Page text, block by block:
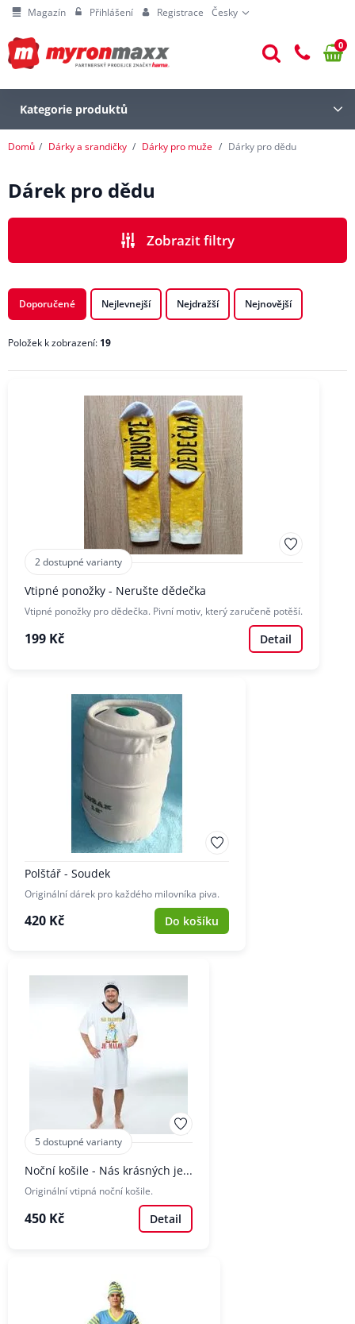
Magazín Přihlášení Registrace Česky
0
Kategorie produktů
Domů Dárky a srandičky Dárky pro muže Dárky pro dědu
Dárek pro dědu
Zobrazit filtry
CENA
Doporučené Nejlevnejší Nejdražší Nejnovější
Položek k zobrazení: 19
2 dostupné varianty
Vtipné ponožky - Nerušte dědečka
Vtipné ponožky pro dědečka. Pivní motiv, který zaručeně potěší.
199 Kč Detail
Polštář - Soudek
Originální dárek pro každého milovníka piva.
420 Kč Do košíku
5 dostupné varianty
Noční košile - Nás krásných je...
Originální vtipná noční košile.
450 Kč Detail